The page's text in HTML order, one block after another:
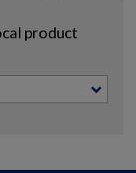
product